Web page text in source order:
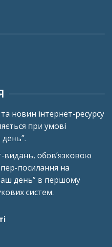
новин інтернет-ресурсу
при умові
видань, обов’язковою
посилання на
день” в першому
систем.